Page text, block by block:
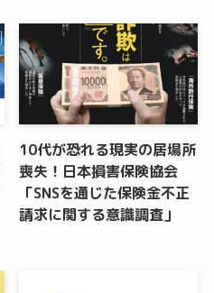
10代が恐れる現実の居場所
喪失！日本損害保険協会
「SNSを通じた保険金不正
請求に関する意識調査」